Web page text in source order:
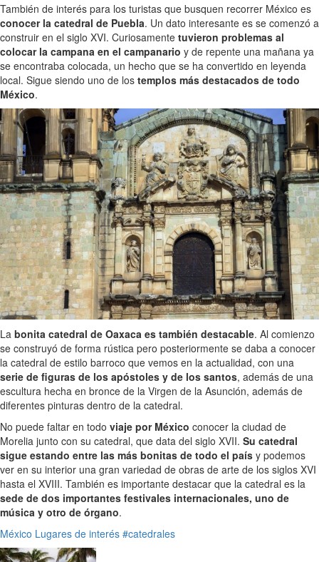
También de interés para los turistas que busquen recorrer México es
conocer la catedral de Puebla. Un dato interesante es se comenzó a
construir en el siglo XVI. Curiosamente tuvieron problemas al
colocar la campana en el campanario y de repente una mañana ya
se encontraba colocada, un hecho que se ha convertido en leyenda
local. Sigue siendo uno de los templos más destacados de todo
México.
La bonita catedral de Oaxaca es también destacable. Al comienzo
se construyó de forma rústica pero posteriormente se daba a conocer
la catedral de estilo barroco que vemos en la actualidad, con una
serie de figuras de los apóstoles y de los santos, además de una
escultura hecha en bronce de la Virgen de la Asunción, además de
diferentes pinturas dentro de la catedral.
No puede faltar en todo viaje por México conocer la ciudad de
Morelia junto con su catedral, que data del siglo XVII. Su catedral
sigue estando entre las más bonitas de todo el país y podemos
ver en su interior una gran variedad de obras de arte de los siglos XVI
hasta el XVIII. También es importante destacar que la catedral es la
sede de dos importantes festivales internacionales, uno de
música y otro de órgano.
México Lugares de interés #catedrales